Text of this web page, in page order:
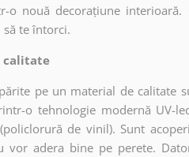
o nouă decorațiune
te întorci.
calitate
pe un material de calitate
o tehnologie modernă UV-
de vinil). Sunt
adera bine pe perete.